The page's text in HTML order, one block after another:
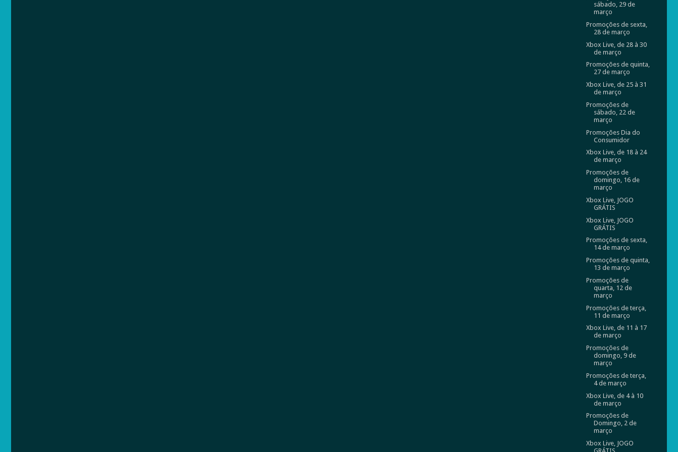
sábado, 29 de
março
Promoções de sexta,
28 de março
Xbox Live, de 28 à 30
de março
Promoções de quinta,
27 de março
Xbox Live, de 25 à 31
de março
Promoções de
sábado, 22 de
março
Promoções Dia do
Consumidor
Xbox Live, de 18 à 24
de março
Promoções de
domingo, 16 de
março
Xbox Live, JOGO
GRÁTIS
Xbox Live, JOGO
GRÁTIS
Promoções de sexta,
14 de março
Promoções de quinta,
13 de março
Promoções de
quarta, 12 de
março
Promoções de terça,
11 de março
Xbox Live, de 11 à 17
de março
Promoções de
domingo, 9 de
março
Promoções de terça,
4 de março
Xbox Live, de 4 à 10
de março
Promoções de
Domingo, 2 de
março
Xbox Live, JOGO